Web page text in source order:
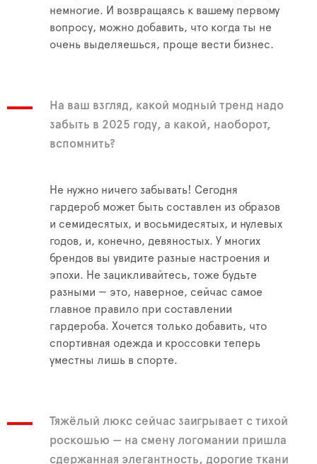
немногие. И возвращаясь к вашему первому
вопросу, можно добавить, что когда ты не
очень выделяешься, проще вести бизнес.
На ваш взгляд, какой модный тренд надо
забыть в 2025 году, а какой, наоборот,
вспомнить?
Не нужно ничего забывать! Сегодня
гардероб может быть составлен из образов
и семидесятых, и восьмидесятых, и нулевых
годов, и, конечно, девяностых. У многих
брендов вы увидите разные настроения и
эпохи. Не зацикливайтесь, тоже будьте
разными — это, наверное, сейчас самое
главное правило при составлении
гардероба. Хочется только добавить, что
спортивная одежда и кроссовки теперь
уместны лишь в спорте.
Тяжёлый люкс сейчас заигрывает с тихой
роскошью — на смену логомании пришла
сдержанная элегантность, дорогие ткани